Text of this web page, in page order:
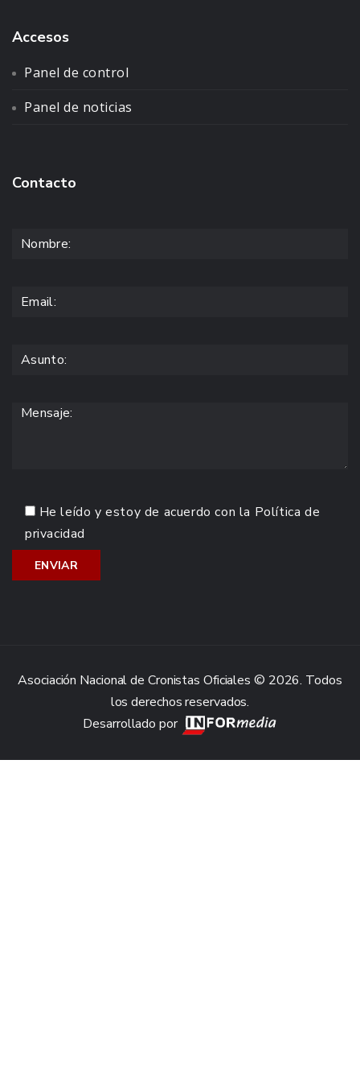
Accesos
Panel de control
Panel de noticias
Contacto
He leído y estoy de acuerdo con la Política de
privacidad
Asociación Nacional de Cronistas Oficiales © 2026. Todos
los derechos reservados.
Desarrollado por